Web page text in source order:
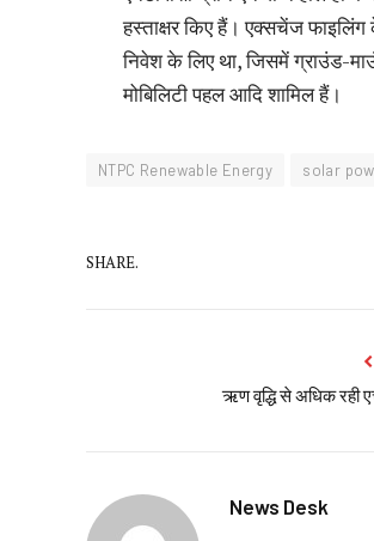
हस्ताक्षर किए हैं। एक्सचेंज फाइलिंग
निवेश के लिए था, जिसमें ग्राउंड-
मोबिलिटी पहल आदि शामिल हैं।
NTPC Renewable Energy solar
SHARE.
ऋण वृद्धि से अधिक रही
News Desk